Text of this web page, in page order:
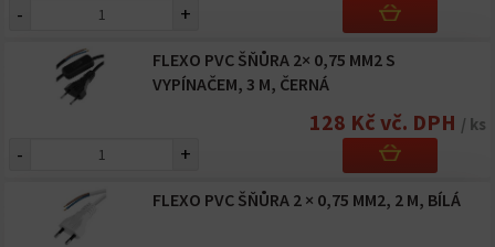
- +
FLEXO PVC ŠŇŮRA 2× 0,75 MM2 S
VYPÍNAČEM, 3 M, ČERNÁ
128 Kč vč. DPH / ks
- +
FLEXO PVC ŠŇŮRA 2 × 0,75 MM2, 2 M, BÍLÁ